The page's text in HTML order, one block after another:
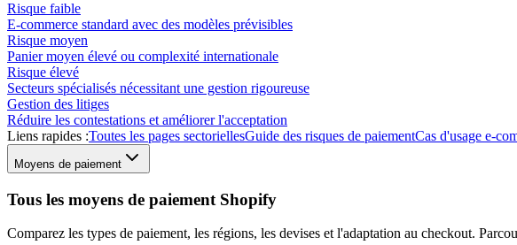
Risque faible
E-commerce standard avec des modèles prévisibles
Risque moyen
Panier moyen élevé ou complexité internationale
Risque élevé
Secteurs spécialisés nécessitant une gestion rigoureuse
Gestion des litiges
Réduire les contestations et améliorer l'acceptation
Liens rapides :Toutes les pages sectoriellesGuide des risques de paiementCas d'usage e-
Moyens de paiement
Tous les moyens de paiement Shopify
Comparez les types de paiement, les régions, les devises et l'adaptation au checkout.